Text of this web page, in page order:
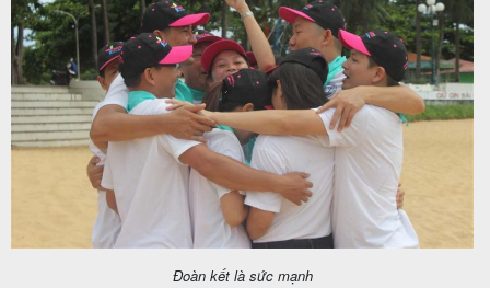
Đoàn kết là sức mạnh